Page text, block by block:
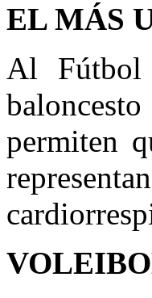
EL MÁS
Al Fútbol
permiten